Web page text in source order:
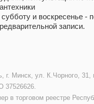
субботу и воскресенье -
записи.
Минск, ул. К.Чорного,
37526626.
в торговом реестре